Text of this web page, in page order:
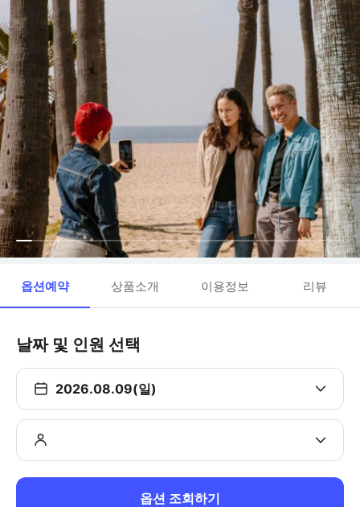
옵션예약 상품소개 이용정보 리뷰
날짜 및 인원 선택
2026.08.09(일)
옵션 조회하기